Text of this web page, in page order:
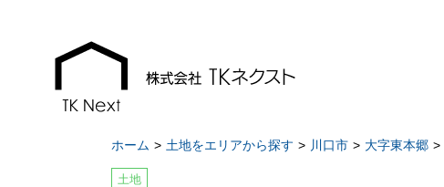
ホーム 土地をエリアから探す 川口市 大字東本郷
土地